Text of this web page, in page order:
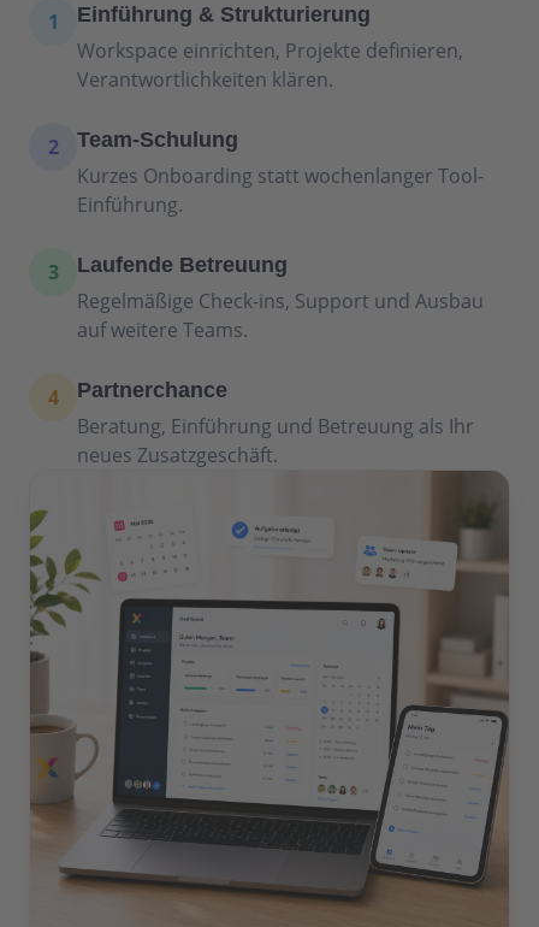
1 Einführung & Strukturierung
Workspace einrichten, Projekte definieren,
Verantwortlichkeiten klären.
2 Team-Schulung
Kurzes Onboarding statt wochenlanger Tool-
Einführung.
3 Laufende Betreuung
Regelmäßige Check-ins, Support und Ausbau
auf weitere Teams.
4 Partnerchance
Beratung, Einführung und Betreuung als Ihr
neues Zusatzgeschäft.